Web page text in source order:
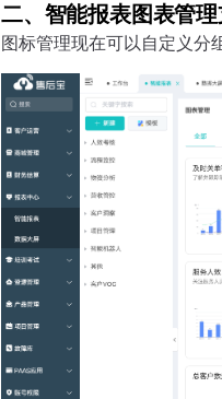
二、智能报表图表管
图标管理现在可以自定义分